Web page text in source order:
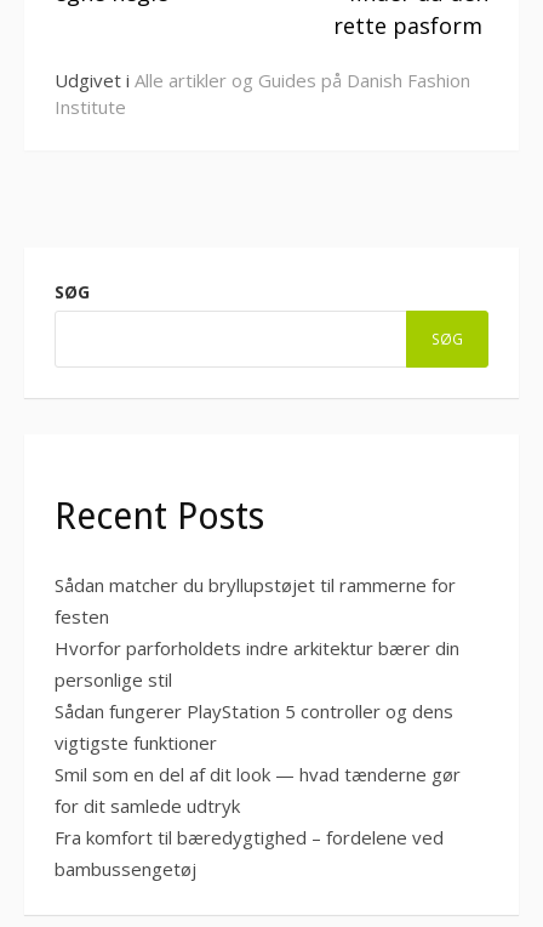
rette pasform
Udgivet i Alle artikler og Guides på Danish Fashion
Institute
SØG
SØG
Recent Posts
Sådan matcher du bryllupstøjet til rammerne for
festen
Hvorfor parforholdets indre arkitektur bærer din
personlige stil
Sådan fungerer PlayStation 5 controller og dens
vigtigste funktioner
Smil som en del af dit look — hvad tænderne gør
for dit samlede udtryk
Fra komfort til bæredygtighed – fordelene ved
bambussengetøj